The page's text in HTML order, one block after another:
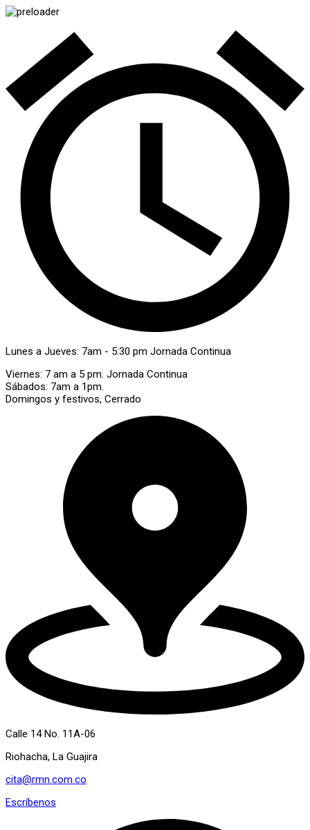
Lunes a Jueves: 7am - 5:30 pm Jornada Continua
Viernes: 7 am a 5 pm. Jornada Continua
Sábados: 7am a 1pm.
Domingos y festivos, Cerrado
Calle 14 No. 11A-06
Riohacha, La Guajira
cita@rmn.com.co
Escríbenos